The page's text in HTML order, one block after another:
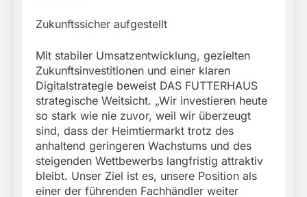
Zukunftssicher aufgestellt
Mit stabiler Umsatzentwicklung, gezielten
Zukunftsinvestitionen und einer klaren
Digitalstrategie beweist DAS FUTTERHAUS
strategische Weitsicht. „Wir investieren heute
so stark wie nie zuvor, weil wir überzeugt
sind, dass der Heimtiermarkt trotz des
anhaltend geringeren Wachstums und des
steigenden Wettbewerbs langfristig attraktiv
bleibt. Unser Ziel ist es, unsere Position als
einer der führenden Fachhändler weiter